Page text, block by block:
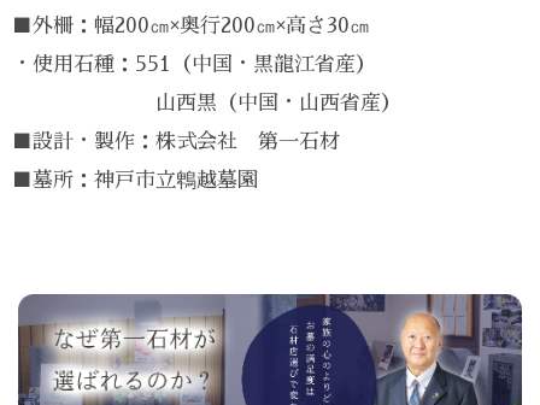
■外柵：幅200㎝×奥行200㎝×高さ30㎝
・使用石種：551（中国・黒龍江省産）
山西黒（中国・山西省産）
■設計・製作：株式会社 第一石材
■墓所：神戸市立鵯越墓園